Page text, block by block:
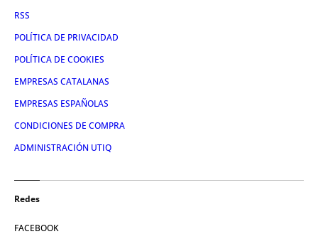
RSS
POLÍTICA DE PRIVACIDAD
POLÍTICA DE COOKIES
EMPRESAS CATALANAS
EMPRESAS ESPAÑOLAS
CONDICIONES DE COMPRA
ADMINISTRACIÓN UTIQ
Redes
FACEBOOK